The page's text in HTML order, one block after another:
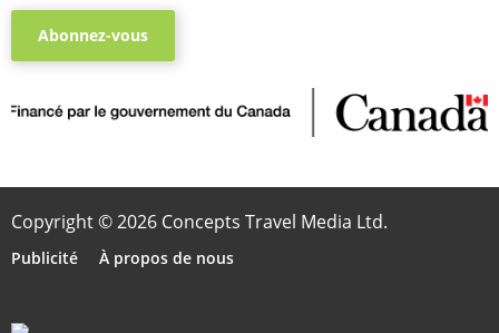
Abonnez-vous
Copyright © 2026 Concepts Travel Media Ltd.
Publicité À propos de nous